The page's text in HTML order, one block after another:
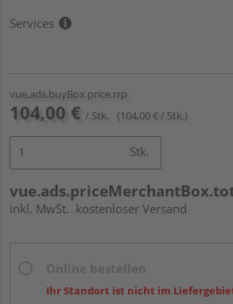
Services
vue.ads.buyBox.price.rrp
104,00 € / Stk. (104,00 € / Stk.)
Stk.
inkl. MwSt. kostenloser Versand
Ihr Standort ist nicht im